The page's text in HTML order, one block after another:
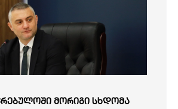
მორიგი სხდომა